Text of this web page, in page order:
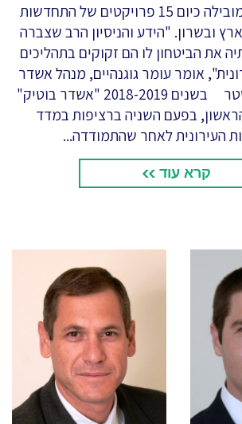
"אשדר בוטיק" מובילה כיום 15 פרויקטים של התחדשות
ובשרון. "הידע והניסיון הרב שצברה
את הביטחון לו הם זקוקים בתהליכים
אומר עומר גוגנהיים, מנהל אשדר
בוטיק | מירב דוסטר בשנים 2018-2019 "אשדר בוטיק"
בפעם השניה ברציפות במדד
העירונית לאחר שהתמודדה...
קרא עוד